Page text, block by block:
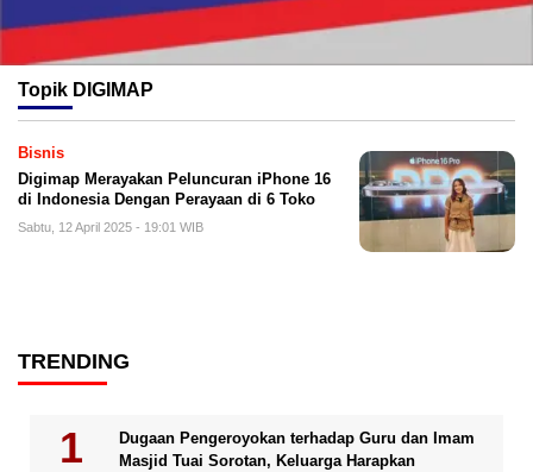
Topik DIGIMAP
Bisnis
Digimap Merayakan Peluncuran iPhone 16
di Indonesia Dengan Perayaan di 6 Toko
Sabtu, 12 April 2025 - 19:01 WIB
TRENDING
Dugaan Pengeroyokan terhadap Guru dan Imam
Masjid Tuai Sorotan, Keluarga Harapkan